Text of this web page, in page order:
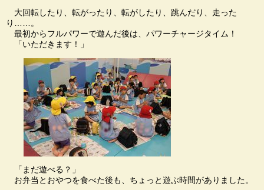
大回転したり、転がったり、転がしたり、跳んだり、走った
り……。
最初からフルパワーで遊んだ後は、パワーチャージタイム！
「いただきます！」
「まだ遊べる？」
お弁当とおやつを食べた後も、ちょっと遊ぶ時間がありました。